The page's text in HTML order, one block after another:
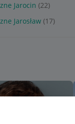
Jarocin (22)
Jarosław (17)